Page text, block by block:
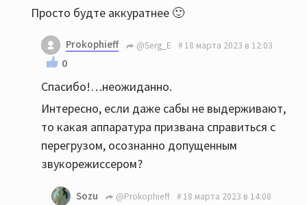
Просто будте аккуратнее 🙂
Prokophieff @Serg_E 18 марта 2023 в 12:03
0
Спасибо!…неожиданно.
Интересно, если даже сабы не выдерживают,
то какая аппаратура призвана справиться с
перегрузом, осознанно допущенным
звукорежиссером?
Sozu @Prokophieff 18 марта 2023 в 14:08